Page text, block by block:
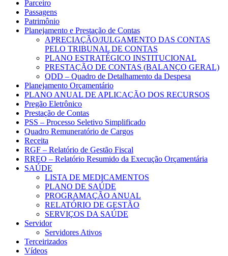
Parceiro
Passagens
Patrimônio
Planejamento e Prestação de Contas
APRECIAÇÃO/JULGAMENTO DAS CONTAS
PELO TRIBUNAL DE CONTAS
PLANO ESTRATÉGICO INSTITUCIONAL
PRESTAÇÃO DE CONTAS (BALANÇO GERAL)
QDD – Quadro de Detalhamento da Despesa
Planejamento Orçamentário
PLANO ANUAL DE APLICAÇÃO DOS RECURSOS
Pregão Eletrônico
Prestação de Contas
PSS – Processo Seletivo Simplificado
Quadro Remuneratório de Cargos
Receita
RGF – Relatório de Gestão Fiscal
RREO – Relatório Resumido da Execução Orçamentária
SAÚDE
LISTA DE MEDICAMENTOS
PLANO DE SAÚDE
PROGRAMAÇÃO ANUAL
RELATÓRIO DE GESTÃO
SERVIÇOS DA SAÚDE
Servidor
Servidores Ativos
Terceirizados
Vídeos